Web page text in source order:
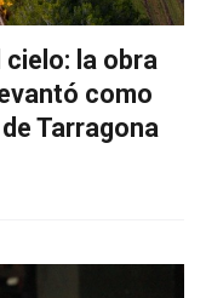
la obra
como
Tarragona